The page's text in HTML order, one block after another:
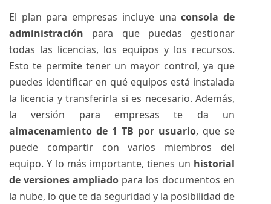
El plan para empresas incluye unaconsola de
administración para que puedas gestionar
todas las licencias, los equipos y los recursos.
Esto te permite tener un mayor control, ya que
puedes identificar en qué equipos está instalada
la licencia y transferirla si es necesario. Además,
la versión para empresas te da un
almacenamiento de 1 TB por usuario, que se
puede compartir con varios miembros del
equipo. Y lo más importante, tienes un historial
de versiones ampliado para los documentos en
la nube, lo que te da seguridad y la posibilidad de